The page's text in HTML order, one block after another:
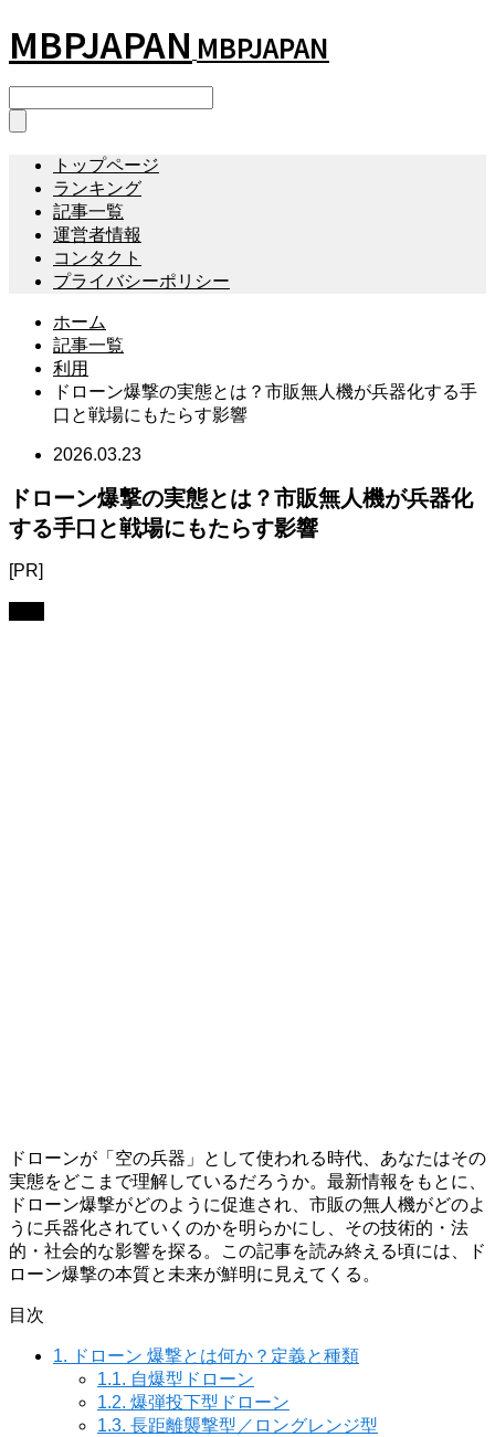
MBPJAPAN MBPJAPAN
トップページ
ランキング
記事一覧
運営者情報
コンタクト
プライバシーポリシー
ホーム
記事一覧
利用
ドローン爆撃の実態とは？市販無人機が兵器化する手
口と戦場にもたらす影響
2026.03.23
ドローン爆撃の実態とは？市販無人機が兵器化
する手口と戦場にもたらす影響
[PR]
ドローンが「空の兵器」として使われる時代、あなたはその
実態をどこまで理解しているだろうか。最新情報をもとに、
ドローン爆撃がどのように促進され、市販の無人機がどのよ
うに兵器化されていくのかを明らかにし、その技術的・法
的・社会的な影響を探る。この記事を読み終える頃には、ド
ローン爆撃の本質と未来が鮮明に見えてくる。
目次
1. ドローン 爆撃とは何か？定義と種類
1.1. 自爆型ドローン
1.2. 爆弾投下型ドローン
1.3. 長距離襲撃型／ロングレンジ型